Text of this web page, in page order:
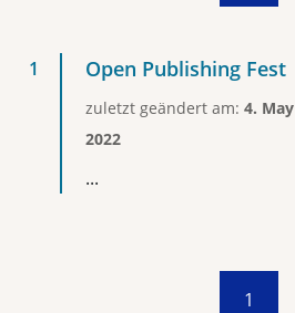
Open Publishing Fest
zuletzt geändert am: 4. May
2022
...
1